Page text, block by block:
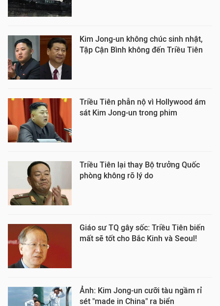
Kim Jong-un không chúc sinh nhật,
Tập Cận Bình không đến Triều Tiên
Triều Tiên phẫn nộ vì Hollywood ám
sát Kim Jong-un trong phim
Triều Tiên lại thay Bộ trưởng Quốc
phòng không rõ lý do
Giáo sư TQ gây sốc: Triều Tiên biến
mất sẽ tốt cho Bắc Kinh và Seoul!
Ảnh: Kim Jong-un cưỡi tàu ngầm rỉ
sét "made in China" ra biển